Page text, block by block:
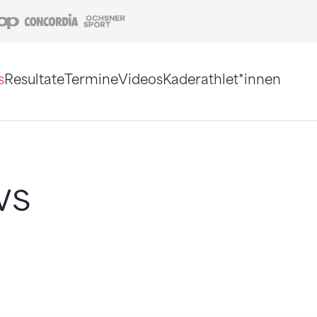
Coop Concordia
ResultateTermineVideosKaderathlet*innen